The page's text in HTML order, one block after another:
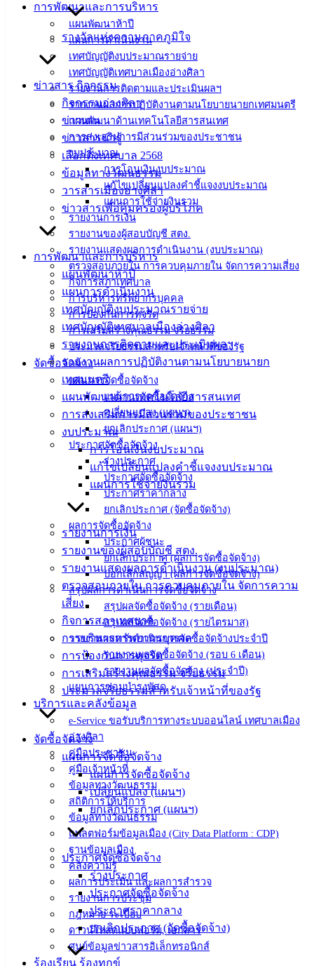
การพัฒนาและการบริหาร
แผนพัฒนาห้าปี
แผนการดำเนินงาน
เทศบัญญัติงบประมาณรายจ่าย
เทศบัญญัติเทศบาลเมืองอ่างศิลา
รายงานการติดตามและประเมินผลฯ
รายงานผลการปฏิบัติงานตามนโยบายนายกเทศมนตรี
แผนพัฒนาด้านเทคโนโลยีสารสนเทศ
การส่งเสริมการมีส่วนร่วมของประชาชน
งบประมาณ
การโอนเงินงบประมาณ
แก้ไขเปลี่ยนแปลงคำชี้แจงงบประมาณ
แผนการใช้จ่ายงินรวม
รายงานการเงิน
รายงานของผู้สอบบัญชี สตง.
รายงานแสดงผลการดำเนินงาน (งบประมาณ)
ตรวจสอบภายใน การควบคุมภายใน จัดการความเสี่ยง
กิจการสภาเทศบาล
การบริหารทรัพยากรบุคคล
การป้องกันการทุจริต
การเสริมสร้างคุณธรรม จริยธรรม
ประมวลจริยธรรมสำหรับเจ้าหน้าที่ของรัฐ
จัดซื้อจัดจ้าง
แผนการจัดซื้อจัดจ้าง
แผนการจัดซื้อจัดจ้าง
เปลี่ยนแปลง (แผนฯ)
ยกเลิกประกาศ (แผนฯ)
ประกาศจัดซื้อจัดจ้าง
ร่างประกาศ
ประกาศจัดซื้อจัดจ้าง
ประกาศราคากลาง
ยกเลิกประกาศ (จัดซื้อจัดจ้าง)
ผลการจัดซื้อจัดจ้าง
ประกาศผู้ชนะ
ยกเลิกประกาศ (ผลการจัดซื้อจัดจ้าง)
บอกเลิกสัญญา (ผลการจัดซื้อจัดจ้าง)
สรุปผลการดำเนินการจัดซื้อจัดจ้าง
สรุปผลจัดซื้อจัดจ้าง (รายเดือน)
สรุปผลจัดซื้อจัดจ้าง (รายไตรมาส)
รายงานผลการดำเนินการจัดซื้อจัดจ้างประจำปี
รายงานผลจัดซื้อจัดจ้าง (รอบ 6 เดือน)
รายงานผลจัดซื้อจัดจ้าง (ประจำปี)
แผนการซ่อมบำรุงพัสดุ
บริการและคลังข้อมูล
e-Service ขอรับบริการทางระบบออนไลน์ เทศบาลเมือง
อ่างศิลา
คู่มือประชาชน
คู่มือเจ้าหน้าที่
ข้อมูลทางวัฒนธรรม
สถิติการให้บริการ
ข้อมูลทางวัฒนธรรม
แพลตฟอร์มข้อมูลเมือง (City Data Platform : CDP)
ฐานข้อมูลเมือง
คลังความรู้
ผลการประเมิน และผลการสำรวจ
รายงานการประชุม
กฎหมาย ระเบียบ
ดาวน์โหลดแบบฟอร์ม, เอกสาร
ศูนย์ข้อมูลข่าวสารอิเล็กทรอนิกส์
ร้องเรียน ร้องทุกข์
รางวัลแห่งความภาคภูมิใจ
ข่าวสาร กิจกรรม
กิจกรรมอ่างศิลา
ข่าวเด่น
ข่าวสารน่ารู้
เลือกตั้งเทศบาล 2568
ข้อมูลทางวัฒนธรรม
วารสารเมืองอ่างศิลา
ข่าวสารเพื่อคุ้มครองผู้บริโภค
การพัฒนาและการบริหาร
แผนพัฒนาห้าปี
แผนการดำเนินงาน
เทศบัญญัติงบประมาณรายจ่าย
เทศบัญญัติเทศบาลเมืองอ่างศิลา
รายงานการติดตามและประเมินผลฯ
รายงานผลการปฏิบัติงานตามนโยบายนายก
เทศมนตรี
แผนพัฒนาด้านเทคโนโลยีสารสนเทศ
การส่งเสริมการมีส่วนร่วมของประชาชน
งบประมาณ
การโอนเงินงบประมาณ
แก้ไขเปลี่ยนแปลงคำชี้แจงงบประมาณ
แผนการใช้จ่ายงินรวม
รายงานการเงิน
รายงานของผู้สอบบัญชี สตง.
รายงานแสดงผลการดำเนินงาน (งบประมาณ)
ตรวจสอบภายใน การควบคุมภายใน จัดการความ
เสี่ยง
กิจการสภาเทศบาล
การบริหารทรัพยากรบุคคล
การป้องกันการทุจริต
การเสริมสร้างคุณธรรม จริยธรรม
ประมวลจริยธรรมสำหรับเจ้าหน้าที่ของรัฐ
จัดซื้อจัดจ้าง
แผนการจัดซื้อจัดจ้าง
แผนการจัดซื้อจัดจ้าง
เปลี่ยนแปลง (แผนฯ)
ยกเลิกประกาศ (แผนฯ)
ประกาศจัดซื้อจัดจ้าง
ร่างประกาศ
ประกาศจัดซื้อจัดจ้าง
ประกาศราคากลาง
ยกเลิกประกาศ (จัดซื้อจัดจ้าง)
ฟอร์ม,
เอกสาร
สำหรับ
ประชาชน/
คู่มือการ
ปฏิบัติ
งาน
ข่าวสาร
น่ารู้
ศุนย์
ข้อมูล
ข่าวสาร
องค์
ความรู้
(Knowledge
Management)
ติดต่อ
เทศบาล
ประวัติ
ส่วน
ราชการ
สภา
เทศบาล
สงวนลิขสิทธิ์ © 2563 เทศบาลเมืองอ่างศิลา จังหวัดชลบุรี |
angsilacity.go.th | Powered byBuuscript